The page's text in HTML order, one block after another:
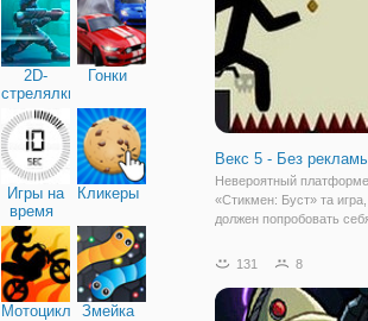
2D-
стрелялки
Гонки
Игры на
время
Кликеры
МотоциклыЗмейка
Векс 5 - Без
Невероятный
«Стикмен: Буст» та
должен попробовать
Стикмены всегда
исключение. Человек-
оказался в
131 8